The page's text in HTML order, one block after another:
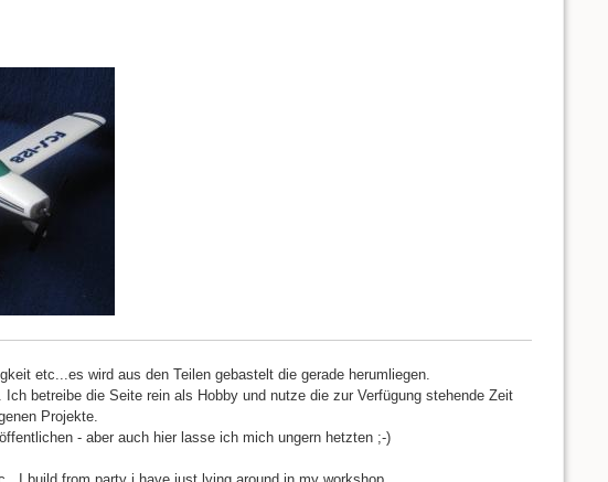
etc...es wird aus den Teilen gebastelt die gerade herumliegen.
betreibe die Seite rein als Hobby und nutze die zur Verfügung stehende Zeit
Projekte.
- aber auch hier lasse ich mich ungern hetzten ;-)